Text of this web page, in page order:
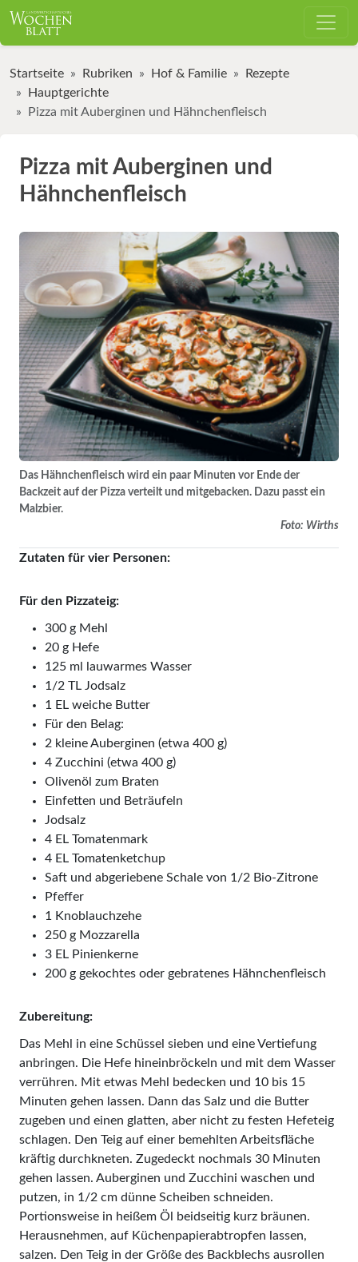
Startseite Rubriken Hof & Familie
Rezepte
Hauptgerichte
Pizza mit Auberginen und Hähnchenfleisch
Pizza mit Auberginen und
Hähnchenfleisch
Das Hähnchenfleisch wird ein paar Minuten vor Ende der
Backzeit auf der Pizza verteilt und mitgebacken. Dazu passt ein
Malzbier.
Foto: Wirths
Zutaten für vier Personen:
Für den Pizzateig:
300 g Mehl
20 g Hefe
125 ml lauwarmes Wasser
1/2 TL Jodsalz
1 EL weiche Butter
Für den Belag:
2 kleine Auberginen (etwa 400 g)
4 Zucchini (etwa 400 g)
Olivenöl zum Braten
Einfetten und Beträufeln
Jodsalz
4 EL Tomatenmark
4 EL Tomatenketchup
Saft und abgeriebene Schale von 1/2 Bio-Zitrone
Pfeffer
1 Knoblauchzehe
250 g Mozzarella
3 EL Pinienkerne
200 g gekochtes oder gebratenes Hähnchenfleisch
Zubereitung:
Das Mehl in eine Schüssel sieben und eine Vertiefung
anbringen. Die Hefe hineinbröckeln und mit dem Wasser
verrühren. Mit etwas Mehl bedecken und 10 bis 15
Minuten gehen lassen. Dann das Salz und die Butter
zugeben und einen glatten, aber nicht zu festen Hefeteig
schlagen. Den Teig auf einer bemehlten Arbeitsfläche
kräftig durchkneten. Zugedeckt nochmals 30 Minuten
gehen lassen. Auberginen und Zucchini waschen und
putzen, in 1/2 cm dünne Scheiben schneiden.
Portionsweise in heißem Öl beidseitig kurz bräunen.
Herausnehmen, auf Küchenpapierabtropfen lassen,
salzen. Den Teig in der Größe des Backblechs ausrollen